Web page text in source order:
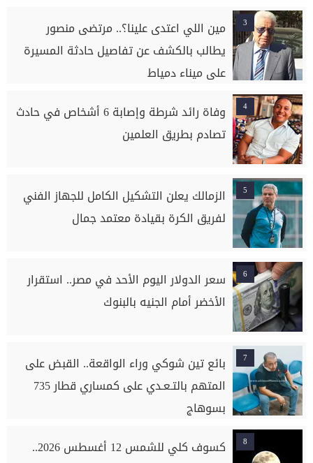
3
مين اللي اعتدى علينا؟.. مرتضى منصور
يطالب بالكشف عن تفاصيل حادثة المسيرة
على ميناء دمياط
4
وفاة رائد شرطة وإصابة 6 أشخاص في حادث
تصادم بطريق العلمين
5
الزمالك يعلن التشكيل الكامل للجهاز الفني
لفريق الكرة بقيادة معتمد جمال
6
سعر الدولار اليوم الأحد في مصر.. استقرار
الأخضر أمام الجنيه بالبنوك
7
بائع تين شوكي وراء الواقعة.. القبض على
المتهم بالتـعـدي على كمساري قطار 735
بسوهاج
8
كسوف كلي للشمس 12 أغسطس 2026..